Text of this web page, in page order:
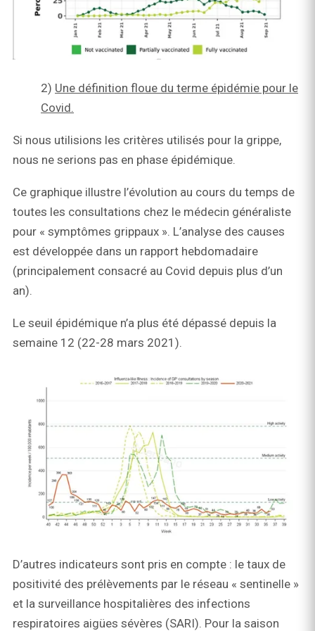
2) Une définition floue du terme épidémie pour le
Covid.
Si nous utilisions les critères utilisés pour la grippe,
nous ne serions pas en phase épidémique.
Ce graphique illustre l’évolution au cours du temps de
toutes les consultations chez le médecin généraliste
pour « symptômes grippaux ». L’analyse des causes
est développée dans un rapport hebdomadaire
(principalement consacré au Covid depuis plus d’un
an).
Le seuil épidémique n’a plus été dépassé depuis la
semaine 12 (22-28 mars 2021).
D’autres indicateurs sont pris en compte : le taux de
positivité des prélèvements par le réseau « sentinelle »
et la surveillance hospitalières des infections
respiratoires aigües sévères (SARI). Pour la saison